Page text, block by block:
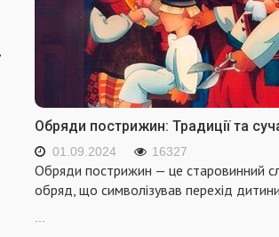
Обряди пострижин: Традиції та
01.09.2024 16327
Обряди пострижин — це старовинний
обряд, що символізував перехід
...